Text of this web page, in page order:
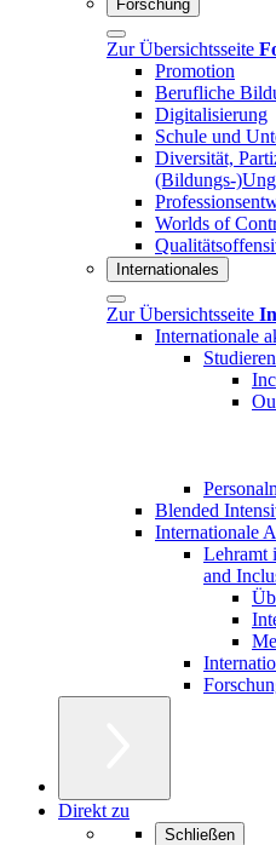
Forschung
Zur Übersichtsseite
Promotion
Berufliche
Digitalisierung
Schule und
Diversität,
(Bildungs-
Worlds of
Internationales
Zur Übersichtsseite
Internationale
Blended
Internationale
Lehramt
and
Direkt zu
Schließen